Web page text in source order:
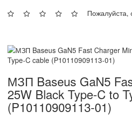
Пожалуйста,
МЗП Baseus GaN5
25W Black Type-C to
(P10110909113-01)